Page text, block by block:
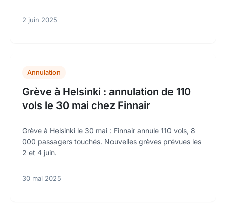
2 juin 2025
Annulation
Grève à Helsinki : annulation de 110
vols le 30 mai chez Finnair
Grève à Helsinki le 30 mai : Finnair annule 110 vols, 8
000 passagers touchés. Nouvelles grèves prévues les
2 et 4 juin.
30 mai 2025